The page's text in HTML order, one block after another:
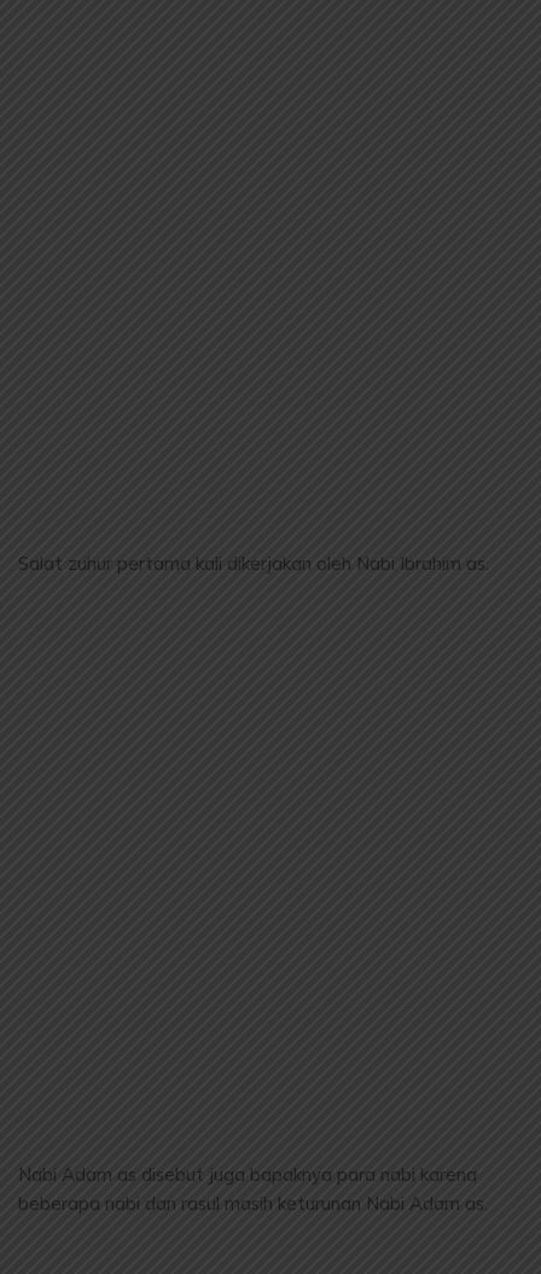
Salat zuhur pertama kali dikerjakan oleh Nabi Ibrahim as.
Nabi Adam as disebut juga bapaknya para nabi karena
beberapa nabi dan rasul masih keturunan Nabi Adam as.